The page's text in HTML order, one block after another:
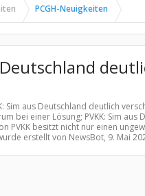
PCGH-Neuigkeiten
Deutschland
Sim aus Deutschland deutlich
bei einer Lösung; PVKK: Sim
PVKK besitzt nicht nur einen
erstellt von NewsBot, 9. Mai